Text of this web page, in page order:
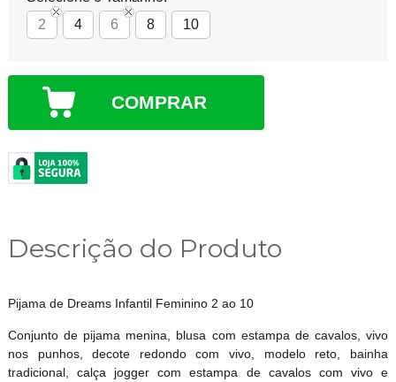
2
4 6 8 10
COMPRAR
Descrição do Produto
Pijama de Dreams Infantil Feminino 2 ao 10
Conjunto de pijama menina, blusa com estampa de cavalos, vivo
nos punhos, decote redondo com vivo, modelo reto, bainha
tradicional, calça jogger com estampa de cavalos com vivo e